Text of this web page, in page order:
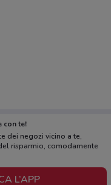
con te!
dei negozi vicino a te,
risparmio, comodamente
L’APP